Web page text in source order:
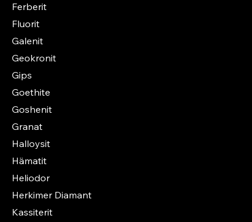
Ferberit
Fluorit
Galenit
Geokronit
Gips
Goethite
Goshenit
Granat
Halloysit
Hämatit
Heliodor
Herkimer Diamant
Kassiterit